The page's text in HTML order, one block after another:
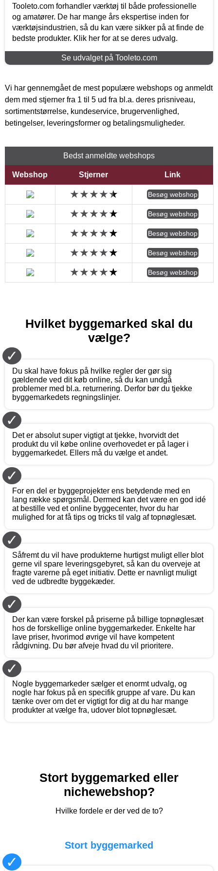
Tooleto.com forhandler værktøj til både professionelle
og amatører. De har mange års ekspertise inden for
værktøjsindustrien, så du kan være sikker på at finde de
bedste produkter. Klik her for at se deres udvalg.
Se udvalget på Tooleto.com
Vi har gennemgået de mest populære webshops og anmeldt
dem med stjerner fra 1 til 5 ud fra bl.a. deres prisniveau,
sortimentstørrelse, kundeservice, brugervenlighed,
betingelser, leveringsformer og betalingsmuligheder.
Bedst anmeldte webshops
Webshop Stjerner Link
Besøg webshop
Besøg webshop
Besøg webshop
Besøg webshop
Besøg webshop
Hvilket byggemarked skal du
vælge?
✓
Du skal have fokus på hvilke regler der gør sig
gældende ved dit køb online, så du kan undgå
problemer med bl.a. returnering. Derfor bør du tjekke
byggemarkedets regningslinjer.
✓
Det er absolut super vigtigt at tjekke, hvorvidt det
produkt du vil købe online overhovedet er på lager i
byggemarkedet. Ellers må du vælge et andet.
✓
For en del er byggeprojekter ens betydende med en
lang række spørgsmål. Dermed kan det være en god idé
at bestille ved et online byggecenter, hvor du har
mulighed for at få tips og tricks til valg af topnøglesæt.
✓
Såfremt du vil have produkterne hurtigst muligt eller blot
gerne vil spare leveringsgebyret, så kan du overveje at
fragte varerne på eget initiativ. Dette er navnligt muligt
ved de udbredte byggekæder.
✓
Der kan være forskel på priserne på billige topnøglesæt
hos de forskellige online byggemarkeder. Enkelte har
lave priser, hvorimod øvrige vil have kompetent
rådgivning. Du bør afveje hvad du vil prioritere.
✓
Nogle byggemarkeder sælger et enormt udvalg, og
nogle har fokus på en specifik gruppe af vare. Du kan
tænke over om det er vigtigt for dig at du har mange
produkter at vælge fra, udover blot topnøglesæt.
Stort byggemarked eller
nichewebshop?
Hvilke fordele er der ved de to?
Stort byggemarked
✓